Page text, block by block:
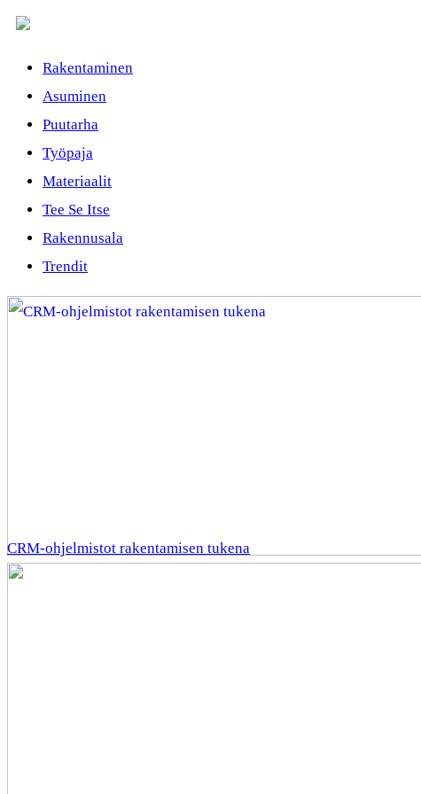
Rakentaminen
Asuminen
Puutarha
Työpaja
Materiaalit
Tee Se Itse
Rakennusala
Trendit
CRM-ohjelmistot rakentamisen tukena